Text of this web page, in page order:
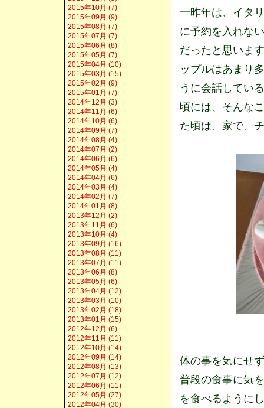
一昨年は、イタ
に予約を入れな
だったと思いま
ップルはあまり
うに会話してい
頃には、そんな
た頃は、家で、
体の事を気にせ
普段の食事に気
を食べるように
2015年10月 (7)
2015年09月 (9)
2015年08月 (7)
2015年07月 (7)
2015年06月 (8)
2015年05月 (7)
2015年04月 (10)
2015年03月 (15)
2015年02月 (9)
2015年01月 (7)
2014年12月 (3)
2014年11月 (6)
2014年10月 (6)
2014年09月 (7)
2014年08月 (4)
2014年07月 (2)
2014年06月 (6)
2014年05月 (4)
2014年04月 (6)
2014年03月 (4)
2014年02月 (7)
2014年01月 (8)
2013年12月 (2)
2013年11月 (6)
2013年10月 (4)
2013年09月 (16)
2013年08月 (11)
2013年07月 (11)
2013年06月 (8)
2013年05月 (6)
2013年04月 (12)
2013年03月 (10)
2013年02月 (18)
2013年01月 (15)
2012年12月 (6)
2012年11月 (11)
2012年10月 (14)
2012年09月 (14)
2012年08月 (13)
2012年07月 (12)
2012年06月 (11)
2012年05月 (27)
2012年04月 (30)